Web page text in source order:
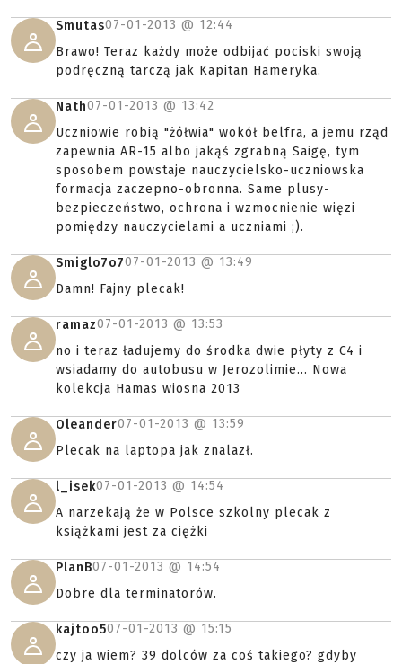
Smutas07-01-2013 @ 12:44
Brawo! Teraz każdy może odbijać pociski swoją
podręczną tarczą jak Kapitan Hameryka.
Nath07-01-2013 @ 13:42
Uczniowie robią "żółwia" wokół belfra, a jemu rząd
zapewnia AR-15 albo jakąś zgrabną Saigę, tym
sposobem powstaje nauczycielsko-uczniowska
formacja zaczepno-obronna. Same plusy-
bezpieczeństwo, ochrona i wzmocnienie więzi
pomiędzy nauczycielami a uczniami ;).
Smiglo7o707-01-2013 @ 13:49
Damn! Fajny plecak!
ramaz07-01-2013 @ 13:53
no i teraz ładujemy do środka dwie płyty z C4 i
wsiadamy do autobusu w Jerozolimie... Nowa
kolekcja Hamas wiosna 2013
Oleander07-01-2013 @ 13:59
Plecak na laptopa jak znalazł.
l_isek07-01-2013 @ 14:54
A narzekają że w Polsce szkolny plecak z
książkami jest za ciężki
PlanB07-01-2013 @ 14:54
Dobre dla terminatorów.
kajtoo507-01-2013 @ 15:15
czy ja wiem? 39 dolców za coś takiego? gdyby